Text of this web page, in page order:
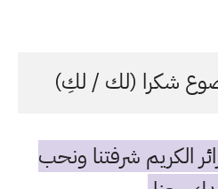
شكرا (لك / لكِ)
الكريم شرفتنا ونحب